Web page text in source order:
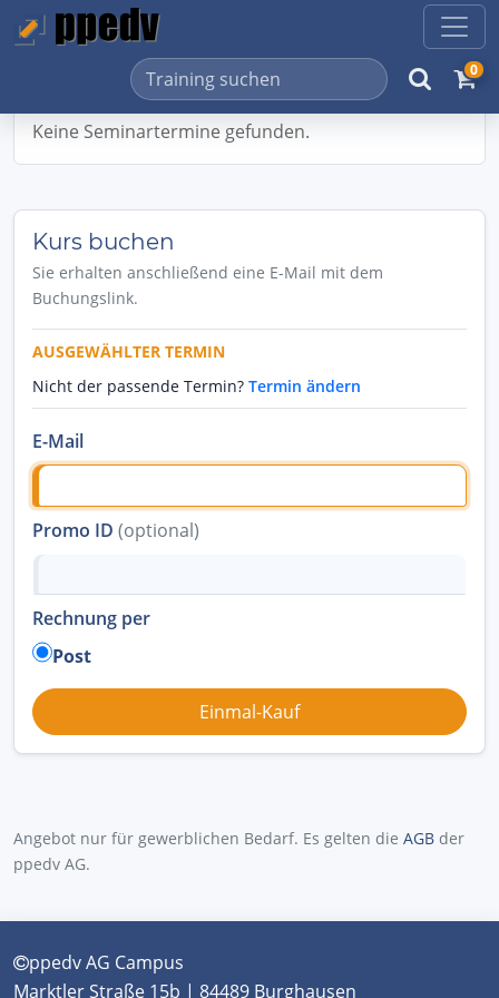
0
Keine Seminartermine gefunden.
Kurs buchen
Sie erhalten anschließend eine E-Mail mit dem
Buchungslink.
AUSGEWÄHLTER TERMIN
Nicht der passende Termin? Termin ändern
E-Mail
Promo ID (optional)
Rechnung per
Post
Angebot nur für gewerblichen Bedarf. Es gelten die AGB der
ppedv AG.
ppedv AG Campus
Marktler Straße 15b | 84489 Burghausen